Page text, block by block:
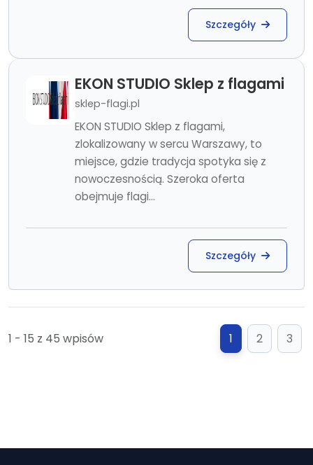
Szczegóły
EKON STUDIO Sklep z flagami
sklep-flagi.pl
EKON STUDIO Sklep z flagami,
zlokalizowany w sercu Warszawy, to
miejsce, gdzie tradycja spotyka się z
nowoczesnością. Szeroka oferta
obejmuje flagi...
Szczegóły
1 - 15 z 45 wpisów 1 2 3